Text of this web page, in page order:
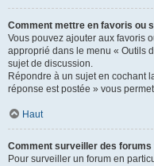
Comment mettre en favoris ou
Vous pouvez ajouter aux favoris
approprié dans le menu « Outils
sujet de discussion.
Répondre à un sujet en cochant
réponse est postée » vous
Haut
Comment surveiller des forums
Pour surveiller un forum en